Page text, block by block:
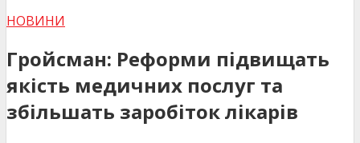
НОВИНИ
Гройсман: Реформи підвищать
якість медичних послуг та
збільшать заробіток лікарів